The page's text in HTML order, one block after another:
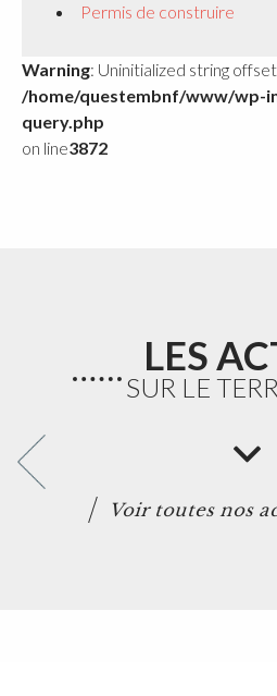
Permis de construire
Warning: Uninitialized string
/home/questembnf/www/wp-
query.php
on line3872
LES
SUR LE
Voir toutes nos